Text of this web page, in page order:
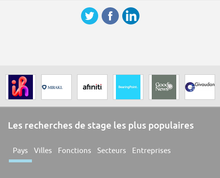
Les recherches de stage les plus populaires
Pays Villes Fonctions Secteurs Entreprises